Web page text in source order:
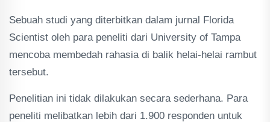
Sebuah studi yang diterbitkan dalam jurnal Florida
Scientist oleh para peneliti dari University of Tampa
mencoba membedah rahasia di balik helai-helai rambut
tersebut.
Penelitian ini tidak dilakukan secara sederhana. Para
peneliti melibatkan lebih dari 1.900 responden untuk